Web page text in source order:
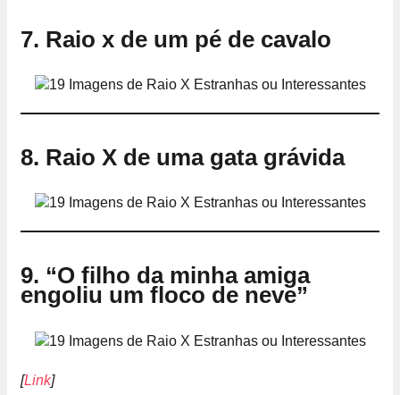
7. Raio x de um pé de cavalo
8. Raio X de uma gata grávida
9. “O filho da minha amiga
engoliu um floco de neve”
[Link]